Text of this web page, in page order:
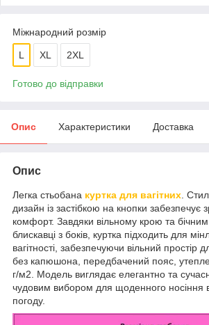
Міжнародний розмір
L XL 2XL
Готово до відправки
Опис Характеристики Доставка
Опис
Легка стьобана куртка для вагітних .
дизайн із застібкою на кнопки забезпечує
комфорт. Завдяки вільному крою та
блискавці з боків, куртка підходить для
вагітності, забезпечуючи вільний простір
без капюшона, передбачений пояс,
г/м2. Модель виглядає елегантно та
чудовим вибором для щоденного носіння
погоду.